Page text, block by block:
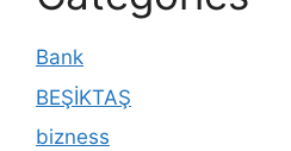
Bank
BEŞİKTAŞ
bizness